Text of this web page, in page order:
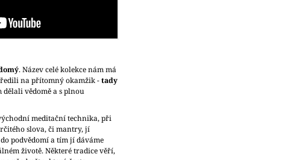
. Název celé kolekce nám má
na přítomný okamžik -tady
dělali vědomě a s plnou
meditační technika, při
slova, či mantry, jí
podvědomí a tím jí dáváme
životě. Některé tradice věří,